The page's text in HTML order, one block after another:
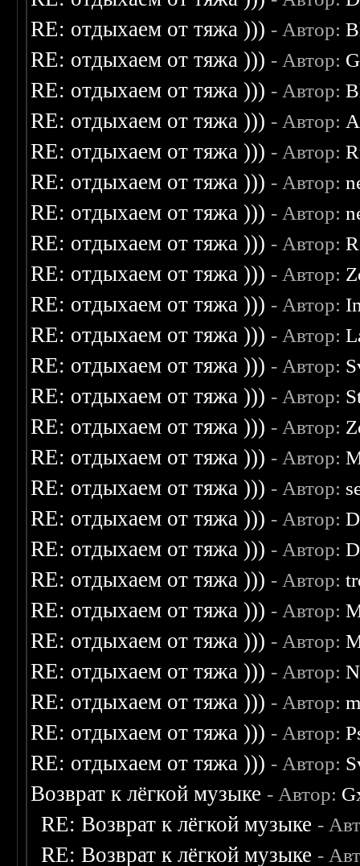
RE: отдыхаем от тяжа ))) - Автор:
RE: отдыхаем от тяжа ))) - Автор:
RE: отдыхаем от тяжа ))) - Автор:
RE: отдыхаем от тяжа ))) - Автор:
RE: отдыхаем от тяжа ))) - Автор:
RE: отдыхаем от тяжа ))) - Автор:
RE: отдыхаем от тяжа ))) - Автор:
RE: отдыхаем от тяжа ))) - Автор:
RE: отдыхаем от тяжа ))) - Автор:
RE: отдыхаем от тяжа ))) - Автор:
RE: отдыхаем от тяжа ))) - Автор:
RE: отдыхаем от тяжа ))) - Автор:
RE: отдыхаем от тяжа ))) - Автор:
RE: отдыхаем от тяжа ))) - Автор:
RE: отдыхаем от тяжа ))) - Автор:
RE: отдыхаем от тяжа ))) - Автор:
RE: отдыхаем от тяжа ))) - Автор:
RE: отдыхаем от тяжа ))) - Автор:
RE: отдыхаем от тяжа ))) - Автор:
RE: отдыхаем от тяжа ))) - Автор:
RE: отдыхаем от тяжа ))) - Автор:
RE: отдыхаем от тяжа ))) - Автор:
RE: отдыхаем от тяжа ))) - Автор:
RE: отдыхаем от тяжа ))) - Автор:
RE: отдыхаем от тяжа ))) - Автор:
Возврат к лёгкой музыке - Автор:
RE: Возврат к лёгкой музыке -
RE: Возврат к лёгкой музыке -